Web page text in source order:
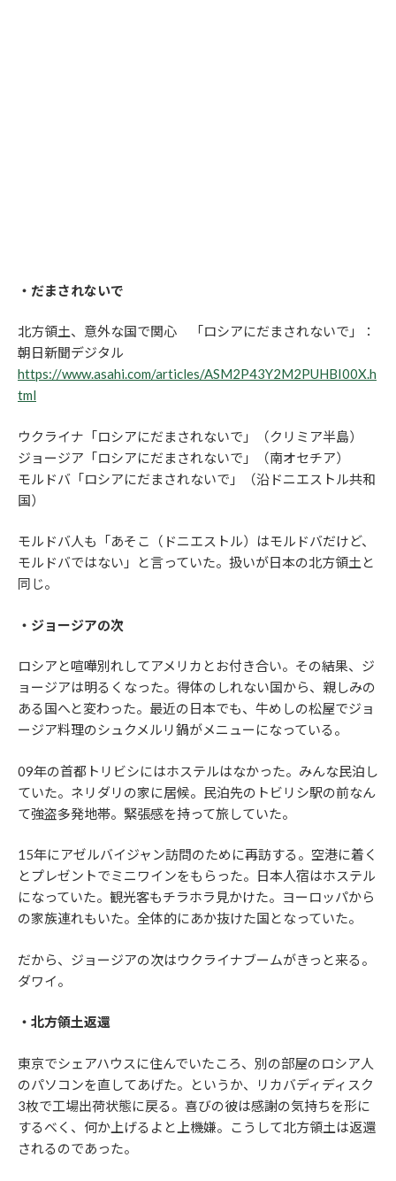
・だまされないで
北方領土、意外な国で関心 「ロシアにだまされないで」：
朝日新聞デジタル
https://www.asahi.com/articles/ASM2P43Y2M2PUHBI00X.h
tml
ウクライナ「ロシアにだまされないで」（クリミア半島）
ジョージア「ロシアにだまされないで」（南オセチア）
モルドバ「ロシアにだまされないで」（沿ドニエストル共和
国）
モルドバ人も「あそこ（ドニエストル）はモルドバだけど、
モルドバではない」と言っていた。扱いが日本の北方領土と
同じ。
・ジョージアの次
ロシアと喧嘩別れしてアメリカとお付き合い。その結果、ジ
ョージアは明るくなった。得体のしれない国から、親しみの
ある国へと変わった。最近の日本でも、牛めしの松屋でジョ
ージア料理のシュクメルリ鍋がメニューになっている。
09年の首都トリビシにはホステルはなかった。みんな民泊し
ていた。ネリダリの家に居候。民泊先のトビリシ駅の前なん
て強盗多発地帯。緊張感を持って旅していた。
15年にアゼルバイジャン訪問のために再訪する。空港に着く
とプレゼントでミニワインをもらった。日本人宿はホステル
になっていた。観光客もチラホラ見かけた。ヨーロッパから
の家族連れもいた。全体的にあか抜けた国となっていた。
だから、ジョージアの次はウクライナブームがきっと来る。
ダワイ。
・北方領土返還
東京でシェアハウスに住んでいたころ、別の部屋のロシア人
のパソコンを直してあげた。というか、リカバディディスク
3枚で工場出荷状態に戻る。喜びの彼は感謝の気持ちを形に
するべく、何か上げるよと上機嫌。こうして北方領土は返還
されるのであった。